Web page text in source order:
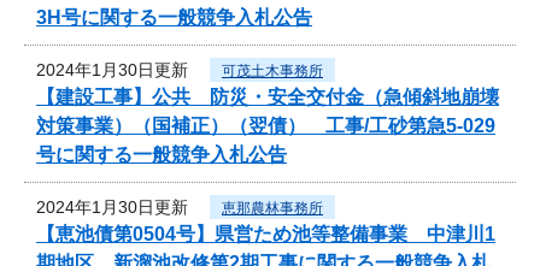
3H号に関する一般競争入札公告
2024年1月30日更新 可茂土木事務所
【建設工事】公共 防災・安全交付金（急傾斜地崩壊
対策事業）（国補正）（翌債） 工事/工砂第急5-029
号に関する一般競争入札公告
2024年1月30日更新 恵那農林事務所
【恵池債第0504号】県営ため池等整備事業 中津川1